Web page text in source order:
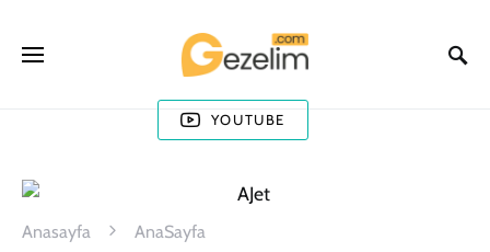
YOUTUBE
Anasayfa AnaSayfa